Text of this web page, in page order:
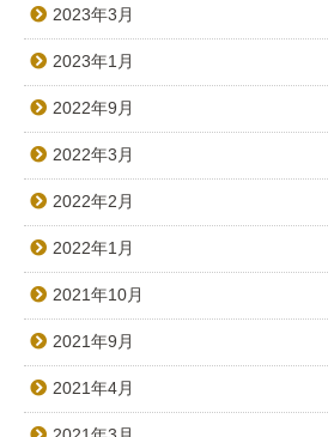
2023年3月
2023年1月
2022年9月
2022年3月
2022年2月
2022年1月
2021年10月
2021年9月
2021年4月